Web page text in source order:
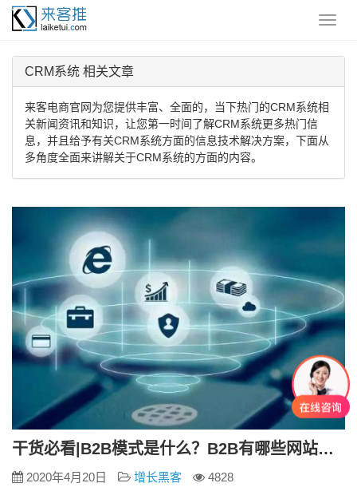
CRM系统 相关文章
来客电商官网为您提供丰富、全面的，当下热门的CRM系统相
关新闻资讯和知识，让您第一时间了解CRM系统更多热门信
息，并且给予有关CRM系统方面的信息技术解决方案，下面从
多角度全面来讲解关于CRM系统的方面的内容。
干货必看|B2B模式是什么？B2B有哪些网站运营模式？
2020年4月20日 增长黑客
4828